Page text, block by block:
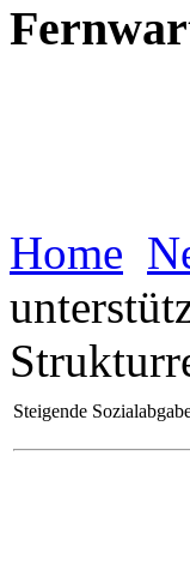
Home
Steigende